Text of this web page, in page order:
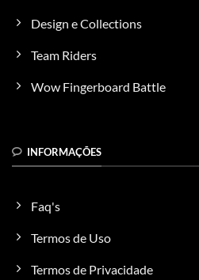
Design e Collections
Team Riders
Wow Fingerboard Battle
INFORMAÇÕES
Faq's
Termos de Uso
Termos de Privacidade